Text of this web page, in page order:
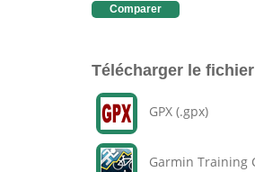
Comparer
Télécharger le
GPX (.gpx)
Garmin Training